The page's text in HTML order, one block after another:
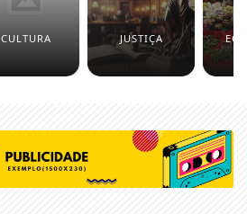
CULTURA JUSTIÇA